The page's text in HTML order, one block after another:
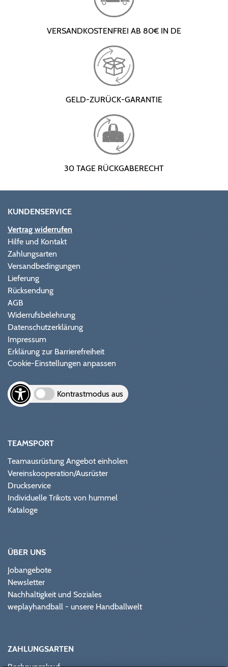
VERSANDKOSTENFREI AB 80€ IN DE
GELD-ZURÜCK-GARANTIE
30 TAGE RÜCKGABERECHT
KUNDENSERVICE
Vertrag widerrufen
Hilfe und Kontakt
Zahlungsarten
Versandbedingungen
Lieferung
Rücksendung
AGB
Widerrufsbelehrung
Datenschutzerklärung
Impressum
Erklärung zur Barrierefreiheit
Cookie-Einstellungen anpassen
Kontrastmodus aus
TEAMSPORT
Teamausrüstung Angebot einholen
Vereinskooperation/Ausrüster
Druckservice
Individuelle Trikots von hummel
Kataloge
ÜBER UNS
Jobangebote
Newsletter
Nachhaltigkeit und Soziales
weplayhandball - unsere Handballwelt
ZAHLUNGSARTEN